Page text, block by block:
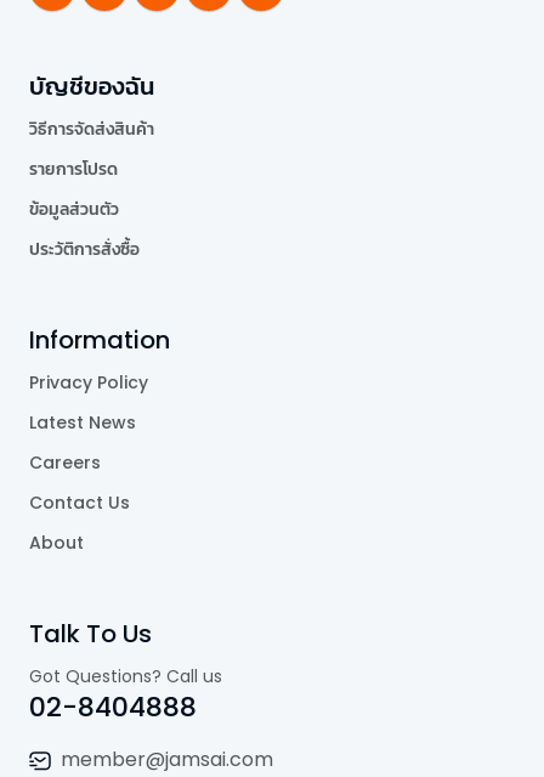
บัญชีของฉัน
วิธีการจัดส่งสินค้า
รายการโปรด
ข้อมูลส่วนตัว
ประวัติการสั่งซื้อ
Information
Privacy Policy
Latest News
Careers
Contact Us
About
Talk To Us
Got Questions? Call us
02-8404888
member@jamsai.com